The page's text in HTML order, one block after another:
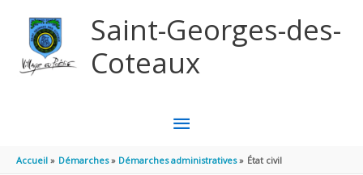
Saint-Georges-des-
Coteaux
MENU
PRINCIPAL
Accueil Démarches Démarches administratives État civil